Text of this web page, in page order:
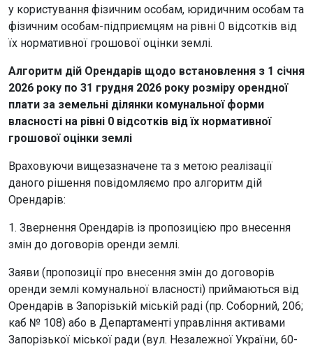
у користування фізичним особам, юридичним особам та
фізичним особам-підприємцям на рівні 0 відсотків від
їх нормативної грошової оцінки землі.
Алгоритм дій Орендарів щодо встановлення з 1 січня
2026 року по 31 грудня 2026 року розміру орендної
плати за земельні ділянки комунальної форми
власності на рівні 0 відсотків від їх нормативної
грошової оцінки землі
Враховуючи вищезазначене та з метою реалізації
даного рішення повідомляємо про алгоритм дій
Орендарів:
1. Звернення Орендарів із пропозицією про внесення
змін до договорів оренди землі.
Заяви (пропозиції про внесення змін до договорів
оренди землі комунальної власності) приймаються від
Орендарів в Запорізькій міській раді (пр. Соборний, 206;
каб № 108) або в Департаменті управління активами
Запорізької міської ради (вул. Незалежної України, 60-